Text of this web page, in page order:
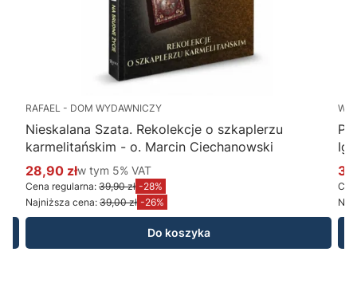
RAFAEL - DOM WYDAWNICZY
Nieskalana Szata. Rekolekcje o szkaplerzu
karmelitańskim - o. Marcin Ciechanowski
Cena promocyjna brutto
28,90 złw tym %s VAT
w tym 5% VAT
Cena regularna: 39,90 zł -28%
Najniższa cena: 39,00 zł -26%
Do koszyka